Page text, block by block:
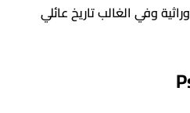
وفي الغالب تاريخ عائلي